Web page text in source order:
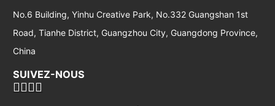
No.6 Building, Yinhu Creative Park, No.332 Guangshan 1st
Road, Tianhe District, Guangzhou City, Guangdong Province,
China
SUIVEZ-NOUS